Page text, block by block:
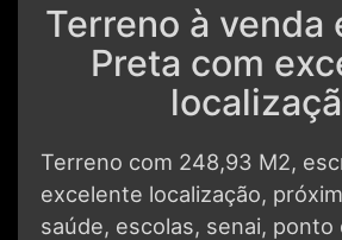
Terreno à venda
Preta com
Terreno com 248,93 M2,
excelente localização,
saúde, escolas, senai, ponto